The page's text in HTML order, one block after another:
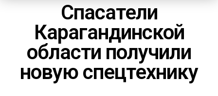
Спасатели
Карагандинской
области получили
новую спецтехнику